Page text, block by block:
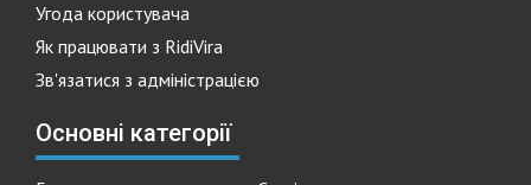
Угода користувача
Як працювати з RidiVira
Зв'язатися з адміністрацією
Основні категорії